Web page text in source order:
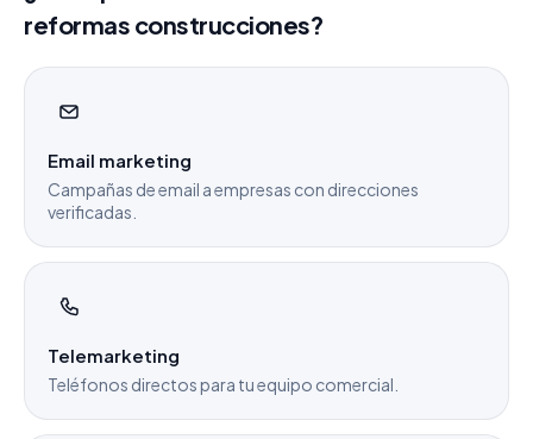
reformas construcciones?
Email marketing
Campañas de email a empresas con direcciones
verificadas.
Telemarketing
Teléfonos directos para tu equipo comercial.